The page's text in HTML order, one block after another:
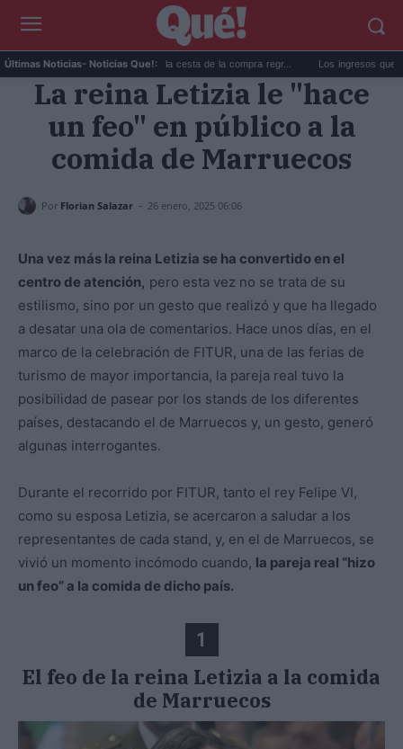
Últimas Noticias- Noticias Que!:
La subida de precios de la cesta de la compra regr... Los ingresos que te
La reina Letizia le "hace
un feo" en público a la
comida de Marruecos
Por Florian Salazar - 26 enero, 2025 06:06
Una vez más la reina Letizia se ha convertido en el
centro de atención, pero esta vez no se trata de su
estilismo, sino por un gesto que realizó y que ha llegado
a desatar una ola de comentarios. Hace unos días, en el
marco de la celebración de FITUR, una de las ferias de
turismo de mayor importancia, la pareja real tuvo la
posibilidad de pasear por los stands de los diferentes
países, destacando el de Marruecos y, un gesto, generó
algunas interrogantes.
Durante el recorrido por FITUR, tanto el rey Felipe VI,
como su esposa Letizia, se acercaron a saludar a los
representantes de cada stand, y, en el de Marruecos, se
vivió un momento incómodo cuando, la pareja real “hizo
un feo” a la comida de dicho país.
1
El feo de la reina Letizia a la comida
de Marruecos